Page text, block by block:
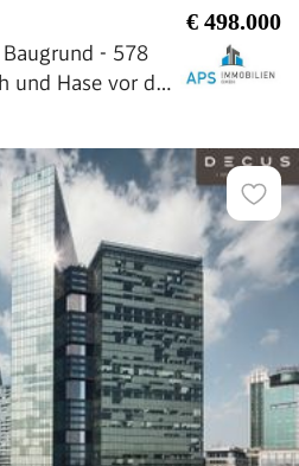
€ 498.000
- 578
und Hase vor der